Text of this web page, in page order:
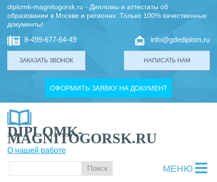
diplomk-magnitogorsk.ru - Дипломы и аттестаты об
образовании в Москве и регионах. Только 100% качественные
документы!
8-499-677-64-49
ЗАКАЗАТЬ ЗВОНОК
info@gdediplom.ru
НАПИСАТЬ НАМ
ОФОРМИТЬ ЗАЯВКУ НА ДОКУМЕНТ
DIPLOMK-
MAGNITOGORSK.RU
О нашей работе
МЕНЮ